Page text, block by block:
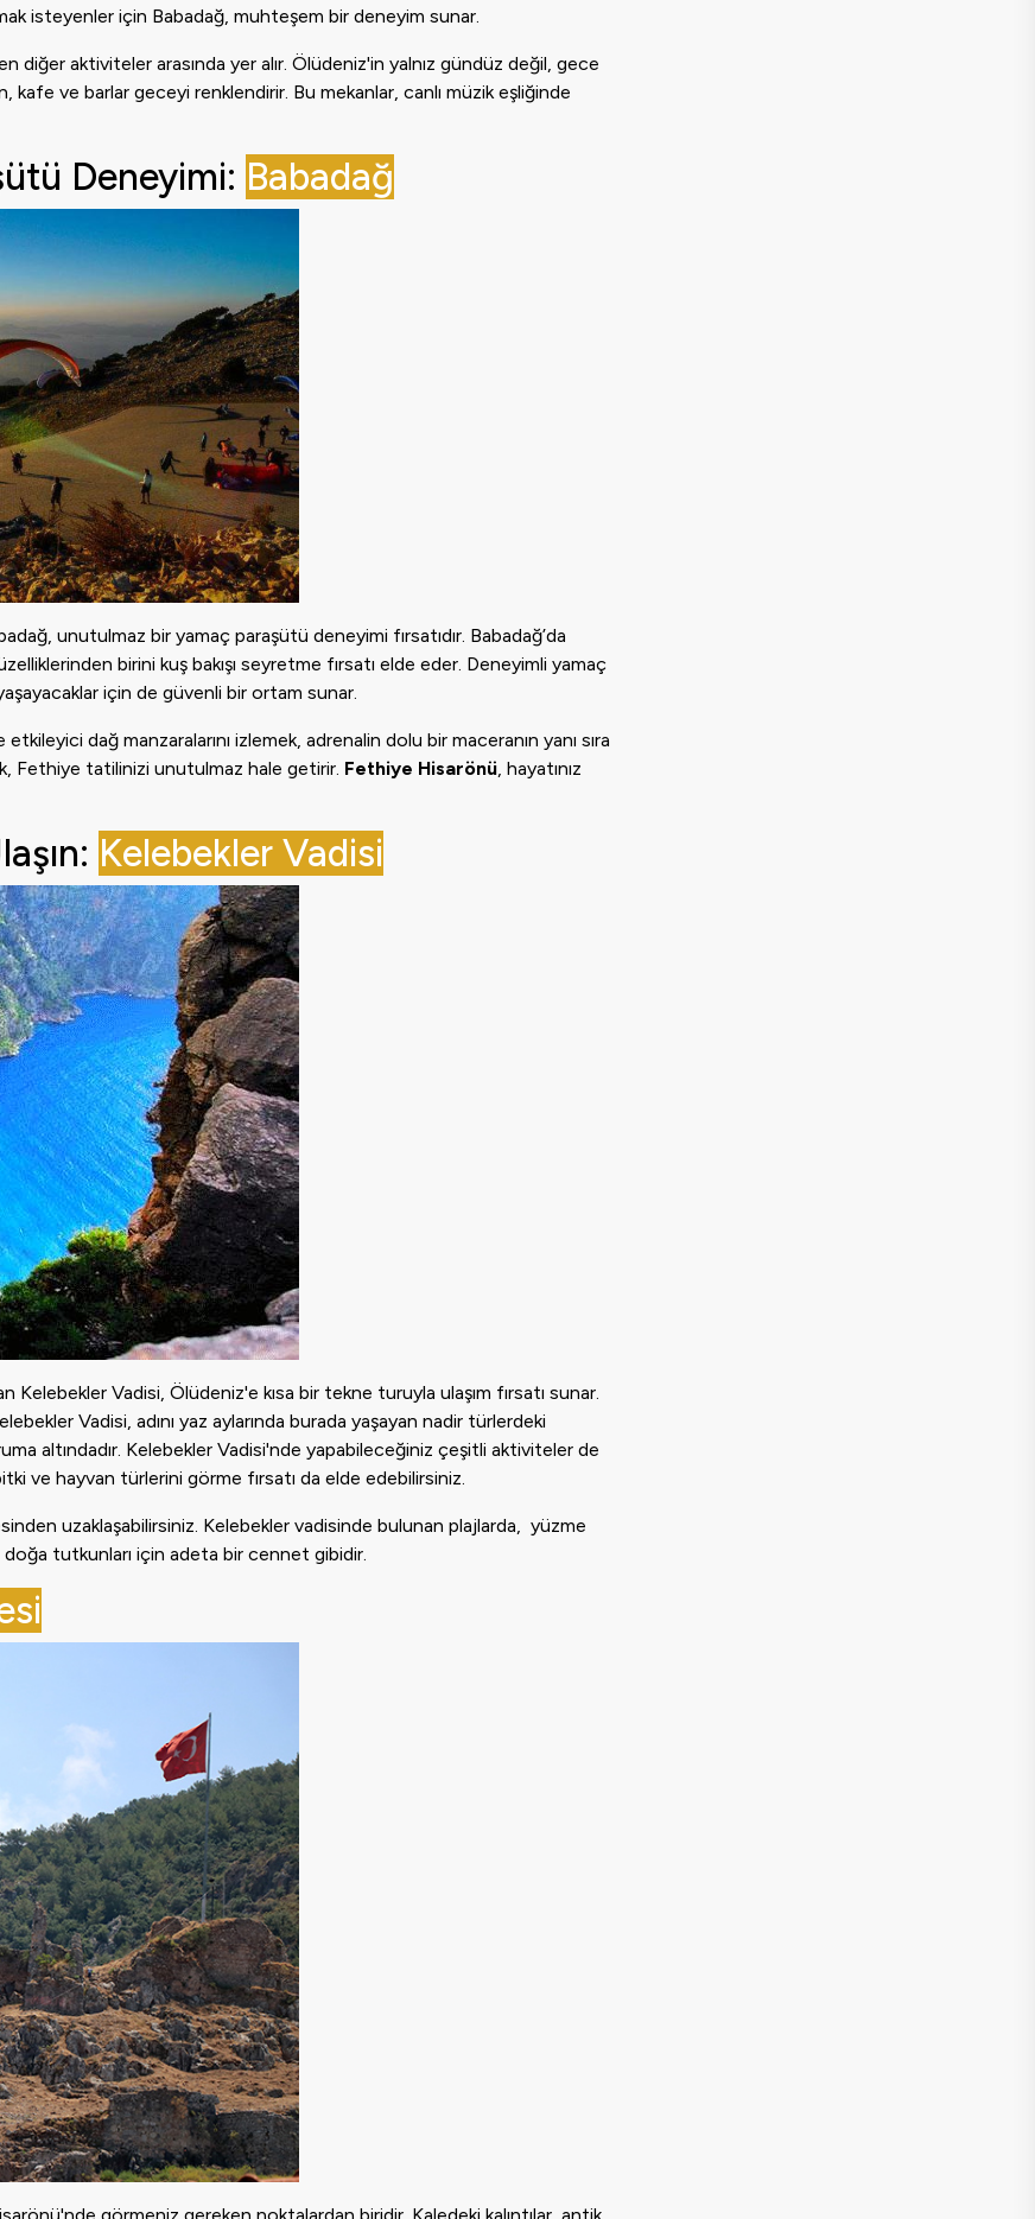
isteyenler için Babadağ, muhteşem bir deneyim sunar.
aktiviteler arasında yer alır. Ölüdeniz'in yalnız gündüz değil, gece
ve barlar geceyi renklendirir. Bu mekanlar, canlı müzik eşliğinde
Deneyimi: Babadağ
unutulmaz bir yamaç paraşütü deneyimi fırsatıdır. Babadağ’da
birini kuş bakışı seyretme fırsatı elde eder. Deneyimli yamaç
için de güvenli bir ortam sunar.
etkileyici dağ manzaralarını izlemek, adrenalin dolu bir maceranın yanı sıra
Fethiye tatilinizi unutulmaz hale getirir. Fethiye Hisarönü, hayatınız
Kelebekler Vadisi
Vadisi, Ölüdeniz'e kısa bir tekne turuyla ulaşım fırsatı sunar.
Vadisi, adını yaz aylarında burada yaşayan nadir türlerdeki
altındadır. Kelebekler Vadisi'nde yapabileceğiniz çeşitli aktiviteler de
ve hayvan türlerini görme fırsatı da elde edebilirsiniz.
uzaklaşabilirsiniz. Kelebekler vadisinde bulunan plajlarda, yüzme
doğa tutkunları için adeta bir cennet gibidir.